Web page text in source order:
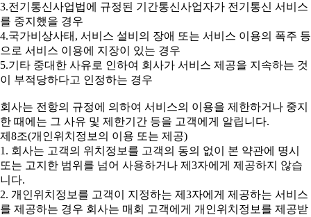
3.전기통신사업법에 규정된 기간통신사업자가 전기통신 서비스
를 중지했을 경우
4.국가비상사태, 서비스 설비의 장애 또는 서비스 이용의 폭주 등
으로 서비스 이용에 지장이 있는 경우
5.기타 중대한 사유로 인하여 회사가 서비스 제공을 지속하는 것
이 부적당하다고 인정하는 경우
회사는 전항의 규정에 의하여 서비스의 이용을 제한하거나 중지
한 때에는 그 사유 및 제한기간 등을 고객에게 알립니다.
제8조(개인위치정보의 이용 또는 제공)
1. 회사는 고객의 위치정보를 고객의 동의 없이 본 약관에 명시
또는 고지한 범위를 넘어 사용하거나 제3자에게 제공하지 않습
니다.
2. 개인위치정보를 고객이 지정하는 제3자에게 제공하는 서비스
를 제공하는 경우 회사는 매회 고객에게 개인위치정보를 제공받